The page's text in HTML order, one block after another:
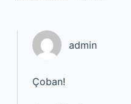
admin
Çoban!